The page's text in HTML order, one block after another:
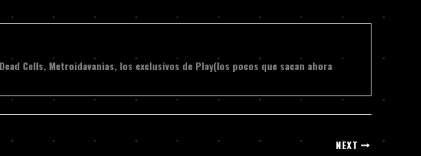
Cells, Metroidavanias, los exclusivos de Play(los pocos que sacan ahora
NEXT